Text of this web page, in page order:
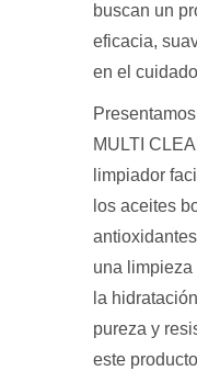
buscan un
eficacia,
en el
MULTI
limpiador
los aceites
una limpieza
la
pureza y
este